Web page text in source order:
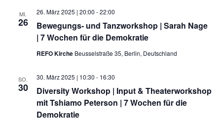
MI.
26
Bewegungs- und Tanzworkshop | Sarah Nage
| 7 Wochen für die Demokratie
26. März 2025 | 20:00 -22:00
REFO Kirche Beusselstraße 35, Berlin, Deutschland
SO.
30
Diversity Workshop | Input & Theaterworkshop
mit Tshiamo Peterson | 7 Wochen für die
Demokratie
30. März 2025 | 10:30 - 16:30